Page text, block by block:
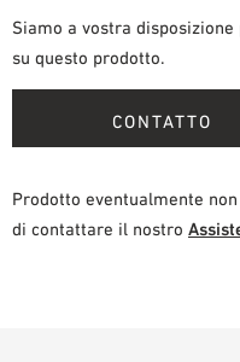
Siamo a vostra
su questo prodotto.
CONTATTO
Prodotto eventualmente
di contattare il nostro